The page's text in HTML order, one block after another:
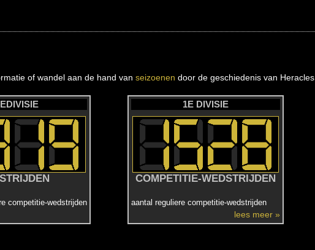
of wandel aan de hand van seizoenen door de geschiedenis van Heracles.
competitie-wedstrijden
1E DIVISIE
COMPETITIE-WEDSTRIJDEN
aantal reguliere competitie-wedstrijden
lees meer »